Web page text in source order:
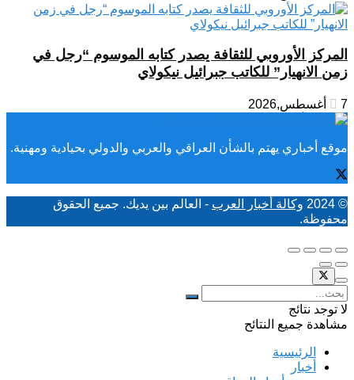
المركز الأوروبي للثقافة يصدر كتابه الموسوم “رجل في
زمن الانهيار” للكاتب جبرائيل نيكولاي
7 أغسطس,2026
موقع أخباري يهتم بالشأن العراقي والعربي والدولي بحيادية ومهنية.
© 2024 وكالة أخبار العرب - العالم بين يديك. جميع الحقوق
محفوظة.
لا توجد نتائج
مشاهدة جميع النتائح
الرئيسية
أخبار